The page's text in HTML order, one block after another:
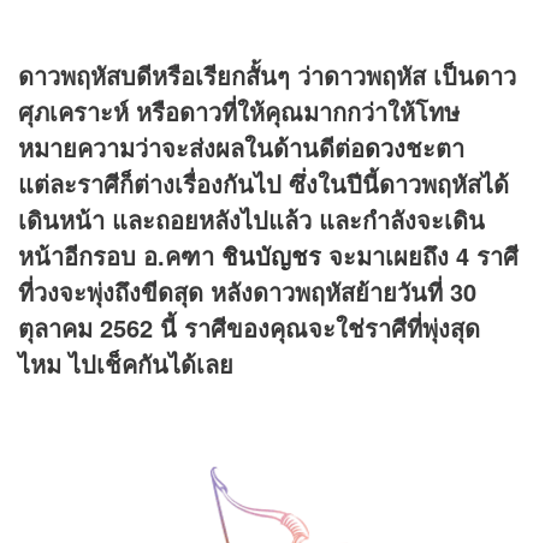
ดาวพฤหัสบดีหรือเรียกสั้นๆ ว่าดาวพฤหัส เป็นดาว
ศุภเคราะห์ หรือดาวที่ให้คุณมากกว่าให้โทษ
หมายความว่าจะส่งผลในด้านดีต่อดวงชะตา
แต่ละราศีก็ต่างเรื่องกันไป ซึ่งในปีนี้ดาวพฤหัสได้
เดินหน้า และถอยหลังไปแล้ว และกำลังจะเดิน
หน้าอีกรอบ อ.คฑา ชินบัญชร จะมาเผยถึง 4 ราศี
ที่วงจะพุ่งถึงขีดสุด หลังดาวพฤหัสย้ายวันที่ 30
ตุลาคม 2562 นี้ ราศีของคุณจะใช่ราศีที่พุ่งสุด
ไหม ไปเช็คกันได้เลย